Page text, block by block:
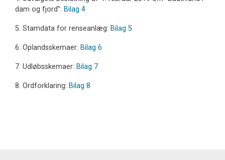
dam og fjord”: Bilag 4
5. Stamdata for renseanlæg: Bilag 5
6. Oplandsskemaer: Bilag 6
7. Udløbsskemaer: Bilag 7
8. Ordforklaring: Bilag 8